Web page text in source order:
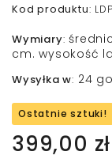
Kod produktu:
Wymiary:
cm. wysokość
Wysyłka w: 24
Ostatnie sztuki!
399,00 zł